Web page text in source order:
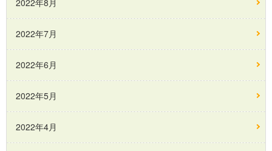
2022年8月
2022年7月
2022年6月
2022年5月
2022年4月